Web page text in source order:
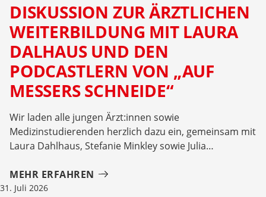
DISKUSSION ZUR ÄRZTLICHEN
WEITERBILDUNG MIT LAURA
DALHAUS UND DEN
PODCASTLERN VON „AUF
MESSERS SCHNEIDE“
Wir laden alle jungen Ärzt:innen sowie
Medizinstudierenden herzlich dazu ein, gemeinsam mit
Laura Dahlhaus, Stefanie Minkley sowie Julia
MEHR ERFAHREN
31. Juli 2026